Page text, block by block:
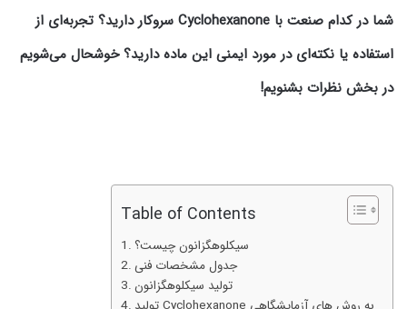
شما در کدام صنعت با Cyclohexanone سروکار دارید؟
تجربه‌ای از
استفاده یا نکته‌ای در مورد ایمنی این ماده دارید؟ خوشحال می‌شویم
در بخش نظرات بشنویم!
Table of Contents
سیکلوهگزانون چیست؟
جدول مشخصات فنی
تولید سیکلوهگزانون